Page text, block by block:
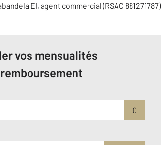
EI, agent commercial (RSAC 881271787)
vos mensualités
€